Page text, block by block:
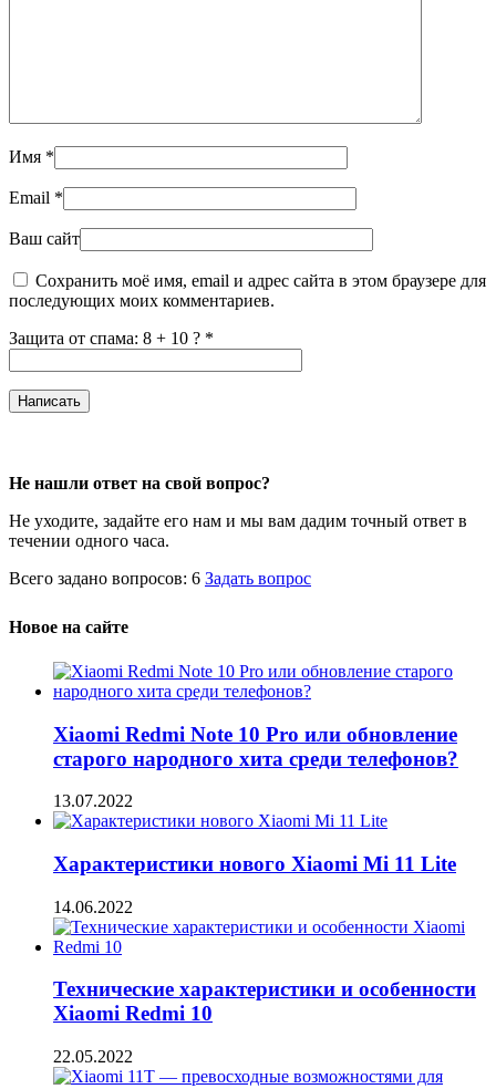
Имя *
Email *
Ваш сайт
Сохранить моё имя, email и адрес сайта в этом браузере для
последующих моих комментариев.
Защита от спама: 8 + 10 ? *
Не нашли ответ на свой вопрос?
Не уходите, задайте его нам и мы вам дадим точный ответ в
течении одного часа.
Всего задано вопросов: 6 Задать вопрос
Новое на сайте
Xiaomi Redmi Note 10 Pro или обновление
старого народного хита среди телефонов?
13.07.2022
Характеристики нового Xiaomi Mi 11 Lite
14.06.2022
Технические характеристики и особенности
Xiaomi Redmi 10
22.05.2022